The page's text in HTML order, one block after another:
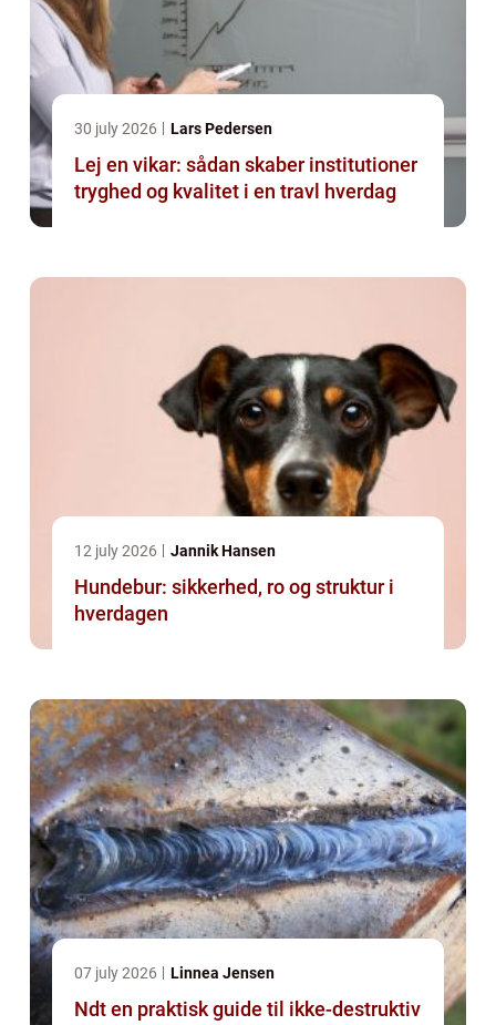
30 july 2026 Lars Pedersen
Lej en vikar: sådan skaber institutioner
tryghed og kvalitet i en travl hverdag
12 july 2026 Jannik Hansen
Hundebur: sikkerhed, ro og struktur i
hverdagen
07 july 2026 Linnea Jensen
Ndt en praktisk guide til ikke-destruktiv